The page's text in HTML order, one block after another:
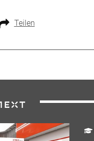
Teilen